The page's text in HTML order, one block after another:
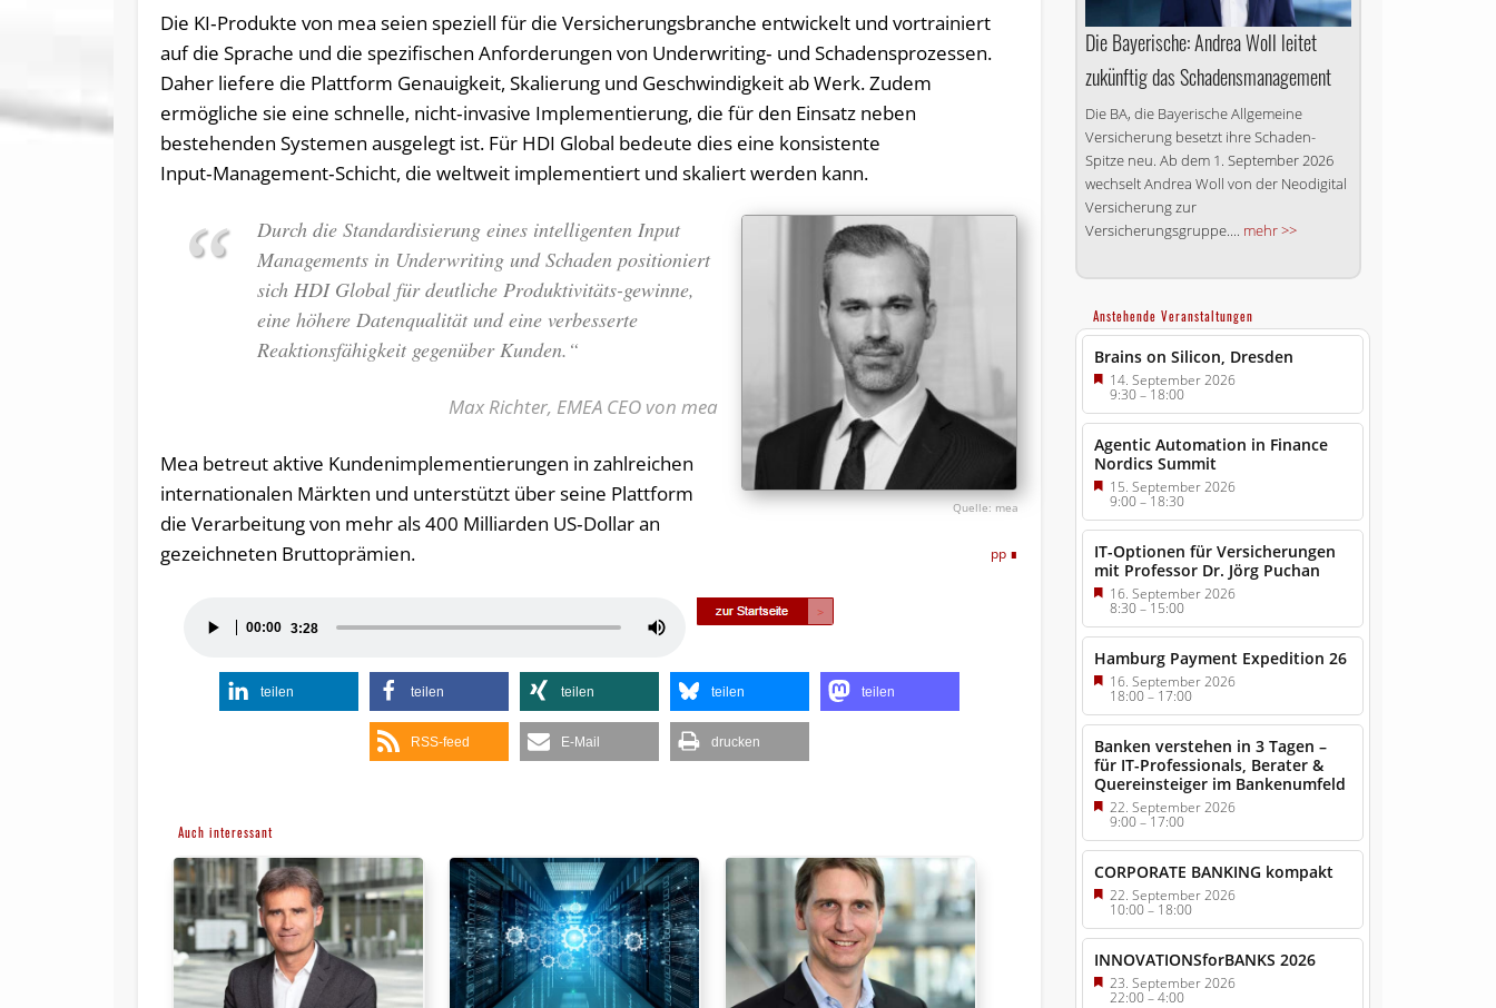
Die KI‑Produkte von mea seien speziell für die Versicherungsbranche entwickelt und vortrainiert
auf die Sprache und die spezifischen Anforderungen von Underwriting‑ und Schadensprozessen.
Daher liefere die Plattform Genauigkeit, Skalierung und Geschwindigkeit ab Werk. Zudem
ermögliche sie eine schnelle, nicht‑invasive Implementierung, die für den Einsatz neben
bestehenden Systemen ausgelegt ist. Für HDI Global bedeute dies eine konsistente
Input‑Management‑Schicht, die weltweit implementiert und skaliert werden kann.
mea
Durch die Standardisierung eines intelligenten Input
Managements in Underwriting und Schaden positioniert
sich HDI Global für deutliche Produktivitäts-gewinne,
eine höhere Datenqualität und eine verbesserte
Reaktionsfähigkeit gegenüber Kunden.“
Max Richter, EMEA CEO von mea
Mea betreut aktive Kundenimplementierungen in zahlreichen
internationalen Märkten und unterstützt über seine Plattform
die Verarbeitung von mehr als 400 Milliarden US‑Dollar an
gezeichneten Bruttoprämien.
pp
Player
00:00 3:28
Pfeiltasten
benutzen,
um
teilen teilen teilen teilen teilen
RSS-feed E-Mail drucken
Auch interessant
Die Bayerische: Andrea Woll leitet
zukünftig das Schadensmanagement
Die BA, die Bayerische Allgemeine
Versicherung besetzt ihre Schaden-
Spitze neu. Ab dem 1. September 2026
wechselt Andrea Woll von der Neodigital
Versicherung zur
Versicherungsgruppe.... mehr >>
Anstehende Veranstaltungen
Brains on Silicon, Dresden
14. September 2026
9:30–18:00
Agentic Automation in Finance
Nordics Summit
15. September 2026
9:00–18:30
IT-Optionen für Versicherungen
mit Professor Dr. Jörg Puchan
16. September 2026
8:30–15:00
Hamburg Payment Expedition 26
16. September 2026
18:00– 17:00
Banken verstehen in 3 Tagen –
für IT-Professionals, Berater &
Quereinsteiger im Bankenumfeld
22. September 2026
9:00–17:00
CORPORATE BANKING kompakt
22. September 2026
10:00– 18:00
INNOVATIONSforBANKS 2026
23. September 2026
22:00–4:00